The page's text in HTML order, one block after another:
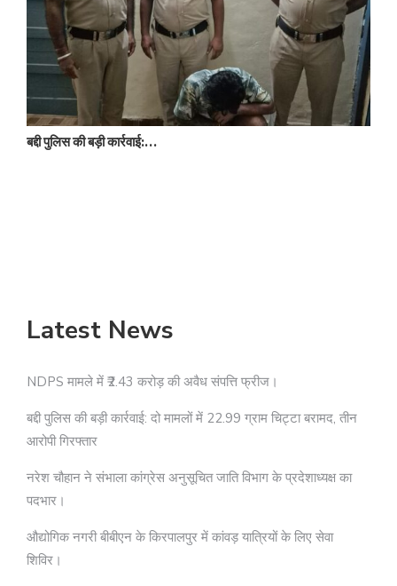
बद्दी पुलिस की बड़ी कार्रवाई:…
Latest News
NDPS मामले में ₹2.43 करोड़ की अवैध संपत्ति फ्रीज।
बद्दी पुलिस की बड़ी कार्रवाई: दो मामलों में 22.99 ग्राम चिट्टा बरामद, तीन
आरोपी गिरफ्तार
नरेश चौहान ने संभाला कांग्रेस अनुसूचित जाति विभाग के प्रदेशाध्यक्ष का
पदभार।
औद्योगिक नगरी बीबीएन के किरपालपुर में कांवड़ यात्रियों के लिए सेवा
शिविर।